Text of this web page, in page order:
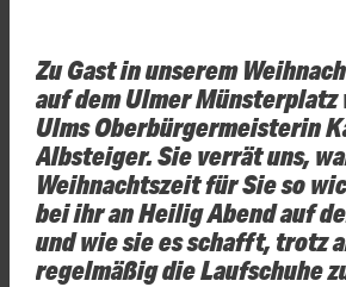
Zu Gast in unserem
auf dem Ulmer Münsterplatz
Ulms Oberbürgermeisterin
Albsteiger. Sie verrät uns,
Weihnachtszeit für Sie so
bei ihr an Heilig Abend auf
und wie sie es schafft, trotz
regelmäßig die Laufschuhe